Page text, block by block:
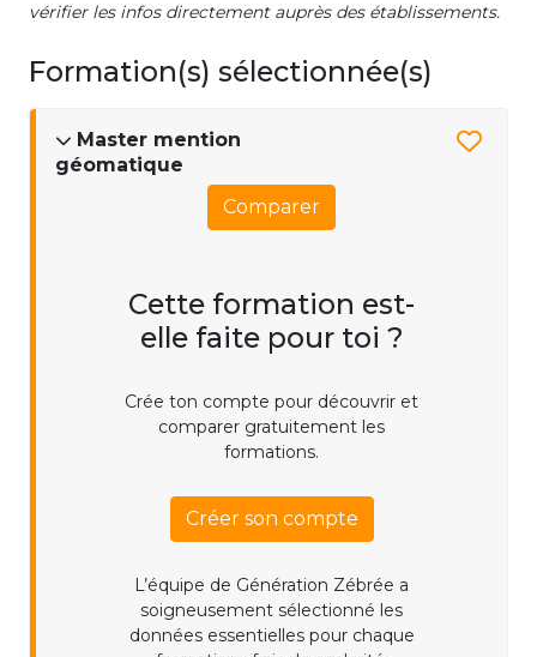
vérifier les infos directement auprès des établissements.
Formation(s) sélectionnée(s)
Master mention
géomatique
Comparer
Cette formation est-
elle faite pour toi ?
Crée ton compte pour découvrir et
comparer gratuitement les
formations.
Créer son compte
L’équipe de Génération Zébrée a
soigneusement sélectionné les
données essentielles pour chaque